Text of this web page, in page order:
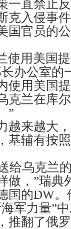
一直禁止
克入侵事
国官员的
使用美国
办公室的
使用美国
克兰在库
”
越来越大
基辅有按
给乌克兰
做，”瑞典
国的DW
军力量”
推翻了俄